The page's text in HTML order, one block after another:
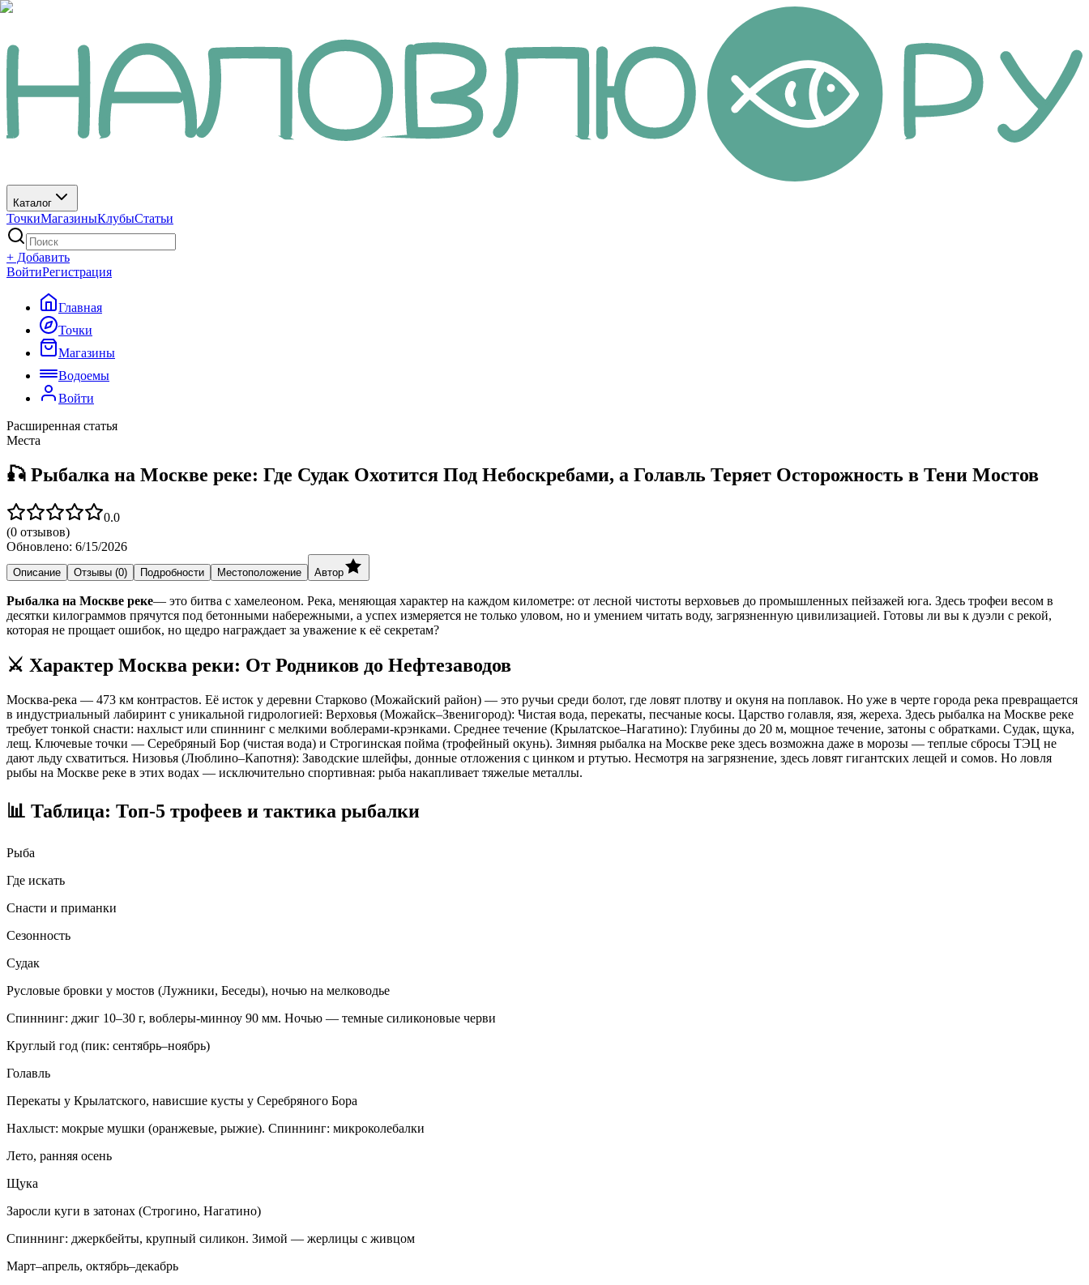
Каталог
ТочкиМагазиныКлубыСтатьи
+ Добавить
ВойтиРегистрация
Главная
Точки
Магазины
Водоемы
Войти
Расширенная статья
Места
🎣 Рыбалка на Москве реке: Где Судак Охотится Под Небоскребами, а Голавль Теряет Осторожность в Тени Мостов
0.0
(0 отзывов)
Обновлено: 6/15/2026
Описание Отзывы (0) Подробности Местоположение Автор
Рыбалка на Москве реке— это битва с хамелеоном. Река, меняющая характер на каждом километре: от лесной чистоты верховьев до промышленных пейзажей юга. Здесь трофеи весом в
десятки килограммов прячутся под бетонными набережными, а успех измеряется не только уловом, но и умением читать воду, загрязненную цивилизацией. Готовы ли вы к дуэли с рекой,
которая не прощает ошибок, но щедро награждает за уважение к её секретам?
⚔️ Характер Москва реки: От Родников до Нефтезаводов
Москва-река — 473 км контрастов. Её исток у деревни Старково (Можайский район) — это ручьи среди болот, где ловят плотву и окуня на поплавок. Но уже в черте города река превращается
в индустриальный лабиринт с уникальной гидрологией: Верховья (Можайск–Звенигород): Чистая вода, перекаты, песчаные косы. Царство голавля, язя, жереха. Здесь рыбалка на Москве реке
требует тонкой снасти: нахлыст или спиннинг с мелкими воблерами-крэнками. Среднее течение (Крылатское–Нагатино): Глубины до 20 м, мощное течение, затоны с обратками. Судак, щука,
лещ. Ключевые точки — Серебряный Бор (чистая вода) и Строгинская пойма (трофейный окунь). Зимняя рыбалка на Москве реке здесь возможна даже в морозы — теплые сбросы ТЭЦ не
дают льду схватиться. Низовья (Люблино–Капотня): Заводские шлейфы, донные отложения с цинком и ртутью. Несмотря на загрязнение, здесь ловят гигантских лещей и сомов. Но ловля
рыбы на Москве реке в этих водах — исключительно спортивная: рыба накапливает тяжелые металлы.
📊 Таблица: Топ-5 трофеев и тактика рыбалки
Рыба
Где искать
Снасти и приманки
Сезонность
Судак
Русловые бровки у мостов (Лужники, Беседы), ночью на мелководье
Спиннинг: джиг 10–30 г, воблеры-минноу 90 мм. Ночью — темные силиконовые черви
Круглый год (пик: сентябрь–ноябрь)
Голавль
Перекаты у Крылатского, нависшие кусты у Серебряного Бора
Нахлыст: мокрые мушки (оранжевые, рыжие). Спиннинг: микроколебалки
Лето, ранняя осень
Щука
Заросли куги в затонах (Строгино, Нагатино)
Спиннинг: джеркбейты, крупный силикон. Зимой — жерлицы с живцом
Март–апрель, октябрь–декабрь